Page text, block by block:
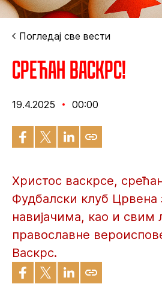
Погледај све вести
Срећан Васкрс!
19.4.2025 00:00
Христос васкрсе,
Фудбалски клуб Црвена
навијачима, као и
православне
Васкрс.